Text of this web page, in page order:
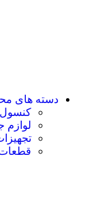
دسته های
کنسول
لوازم
قطعات